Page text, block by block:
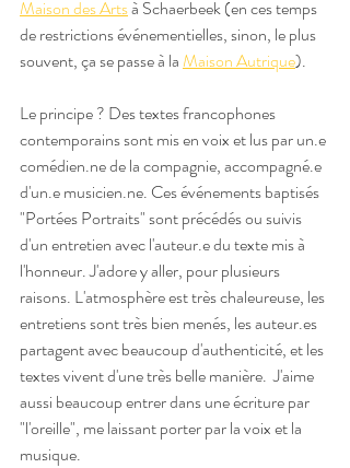
Maison des Arts à Schaerbeek (en ces temps
de restrictions événementielles, sinon, le plus
souvent, ça se passe à la Maison Autrique).
Le principe ? Des textes francophones
contemporains sont mis en voix et lus par un.e
comédien.ne de la compagnie, accompagné.e
d'un.e musicien.ne. Ces événements baptisés
"Portées Portraits" sont précédés ou suivis
d'un entretien avec l'auteur.e du texte mis à
l'honneur. J'adore y aller, pour plusieurs
raisons. L'atmosphère est très chaleureuse, les
entretiens sont très bien menés, les auteur.es
partagent avec beaucoup d'authenticité, et les
textes vivent d'une très belle manière.  J'aime
aussi beaucoup entrer dans une écriture par
"l'oreille", me laissant porter par la voix et la
musique.